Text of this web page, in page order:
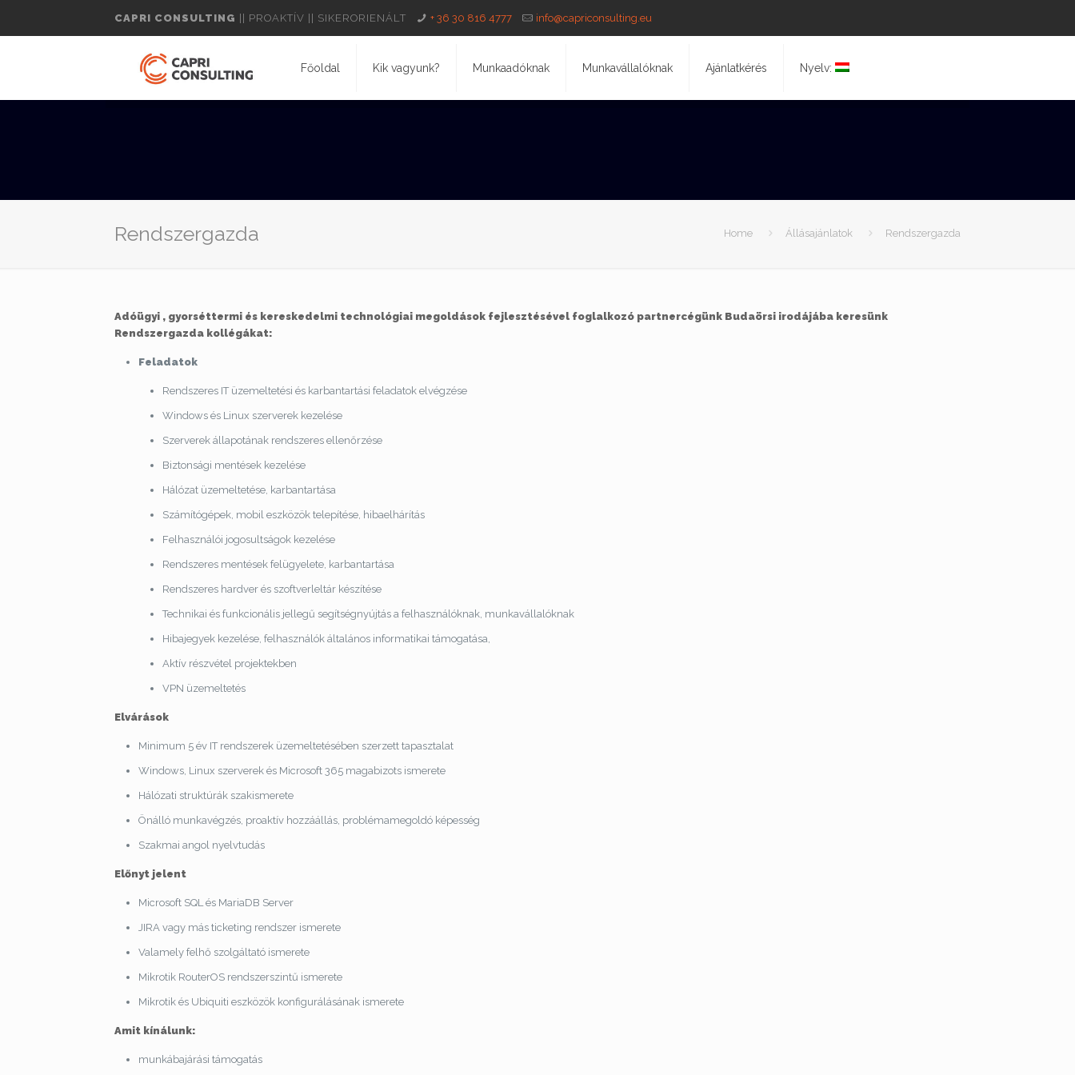
CAPRI CONSULTING || PROAKTÍV || SIKERORIENÁLT + 36 30 816 4777 info@capriconsulting.eu
Főoldal Kik vagyunk? Munkaadóknak Munkavállalóknak Ajánlatkérés Nyelv:
Rendszergazda Home Állásajánlatok Rendszergazda
Adóügyi , gyorséttermi és kereskedelmi technológiai megoldások fejlesztésével foglalkozó partnercégünk Budaörsi irodájába keresünk
Rendszergazda kollégákat:
Feladatok
Rendszeres IT üzemeltetési és karbantartási feladatok elvégzése
Windows és Linux szerverek kezelése
Szerverek állapotának rendszeres ellenőrzése
Biztonsági mentések kezelése
Hálózat üzemeltetése, karbantartása
Számítógépek, mobil eszközök telepítése, hibaelhárítás
Felhasználói jogosultságok kezelése
Rendszeres mentések felügyelete, karbantartása
Rendszeres hardver és szoftverleltár készítése
Technikai és funkcionális jellegű segítségnyújtás a felhasználóknak, munkavállalóknak
Hibajegyek kezelése, felhasználók általános informatikai támogatása,
Aktív részvétel projektekben
VPN üzemeltetés
Elvárások
Minimum 5 év IT rendszerek üzemeltetésében szerzett tapasztalat
Windows, Linux szerverek és Microsoft 365 magabizots ismerete
Hálózati struktúrák szakismerete
Önálló munkavégzés, proaktív hozzáállás, problémamegoldó képesség
Szakmai angol nyelvtudás
Előnyt jelent
Microsoft SQL és MariaDB Server
JIRA vagy más ticketing rendszer ismerete
Valamely felhő szolgáltató ismerete
Mikrotik RouterOS rendszerszintű ismerete
Mikrotik és Ubiquiti eszközök konfigurálásának ismerete
Amit kínálunk:
munkábajárási támogatás